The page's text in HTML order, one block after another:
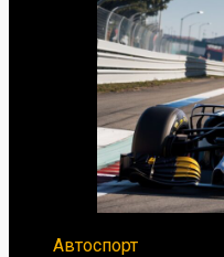
Автоспорт